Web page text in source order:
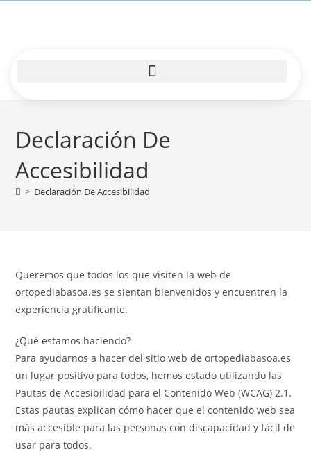
Declaración De
Accesibilidad
> Declaración De Accesibilidad
Queremos que todos los que visiten la web de
ortopediabasoa.es se sientan bienvenidos y encuentren la
experiencia gratificante.
¿Qué estamos haciendo?
Para ayudarnos a hacer del sitio web de ortopediabasoa.es
un lugar positivo para todos, hemos estado utilizando las
Pautas de Accesibilidad para el Contenido Web (WCAG) 2.1.
Estas pautas explican cómo hacer que el contenido web sea
más accesible para las personas con discapacidad y fácil de
usar para todos.